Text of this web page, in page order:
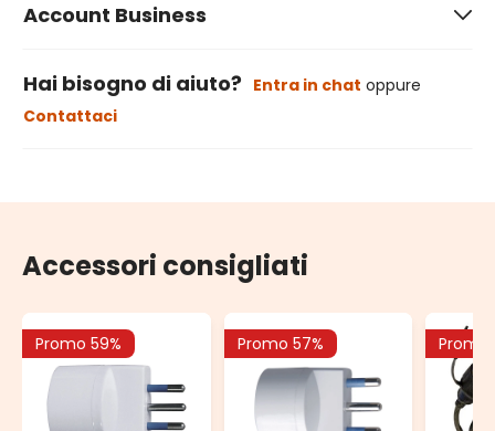
Account Business
Hai bisogno di aiuto? Entra in chat oppure
Contattaci
Accessori consigliati
Promo 59% Promo 57% Promo